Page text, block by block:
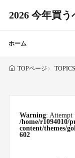
2026 今年買
ホーム
TOPページ TOPICS
Warning: Attempt
/home/r1094010/
content/themes/
602